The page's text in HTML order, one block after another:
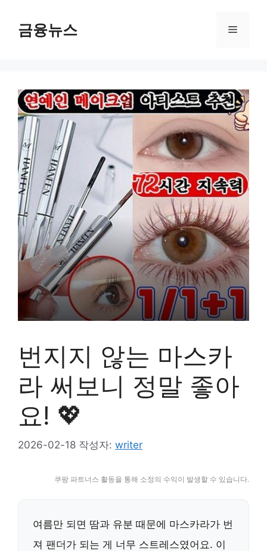
금융뉴스 메
번지지 않는 마스카
라 써보니 정말 좋아
요! 💖
2026-02-18 작성자: writer
쿠팡 파트너스 활동을 통해 소정의 수익이 발생할 수 있습니다.
여름만 되면 땀과 유분 때문에 마스카라가 번
져 팬더가 되는 게 너무 스트레스였어요. 이